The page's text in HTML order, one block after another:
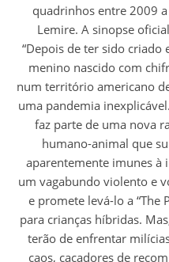
quadrinhos entre 2009
Lemire. A sinopse
“Depois de ter sido
menino nascido com
num território americano
uma pandemia
faz parte de uma nova
humano-animal que
aparentemente imunes à
um vagabundo violento e
e promete levá-lo a “The
para crianças híbridas.
terão de enfrentar
caos, caçadores de